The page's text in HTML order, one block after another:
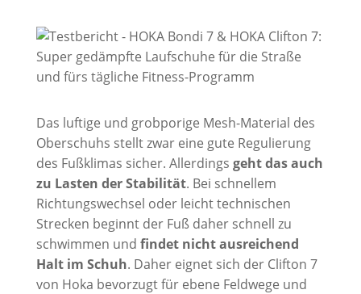
Das luftige und grobporige Mesh-Material des
Oberschuhs stellt zwar eine gute Regulierung
des Fußklimas sicher. Allerdings geht das auch
zu Lasten der Stabilität. Bei schnellem
Richtungswechsel oder leicht technischen
Strecken beginnt der Fuß daher schnell zu
schwimmen und findet nicht ausreichend
Halt im Schuh. Daher eignet sich der Clifton 7
von Hoka bevorzugt für ebene Feldwege und